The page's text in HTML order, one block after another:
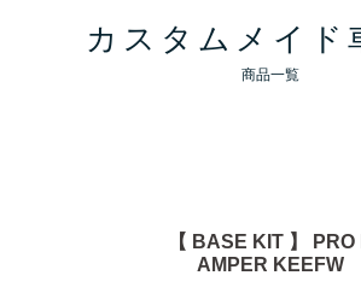
カスタムメイド
商品一覧
【 BASE KIT 】 PRO
AMPER KEEFW